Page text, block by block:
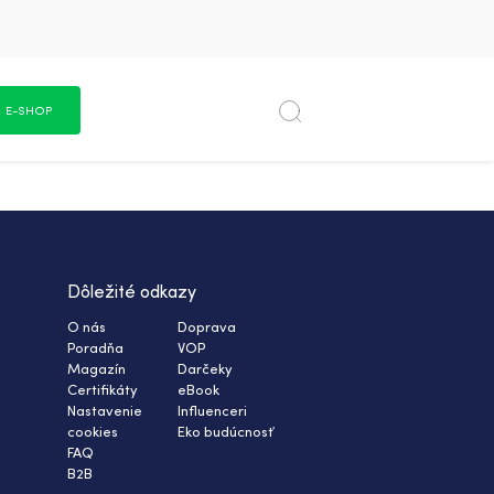
E-SHOP
Dôležité odkazy
O nás
Poradňa
Magazín
Certifikáty
Nastavenie
cookies
FAQ
B2B
Doprava
VOP
Darčeky
eBook
Influenceri
Eko budúcnosť